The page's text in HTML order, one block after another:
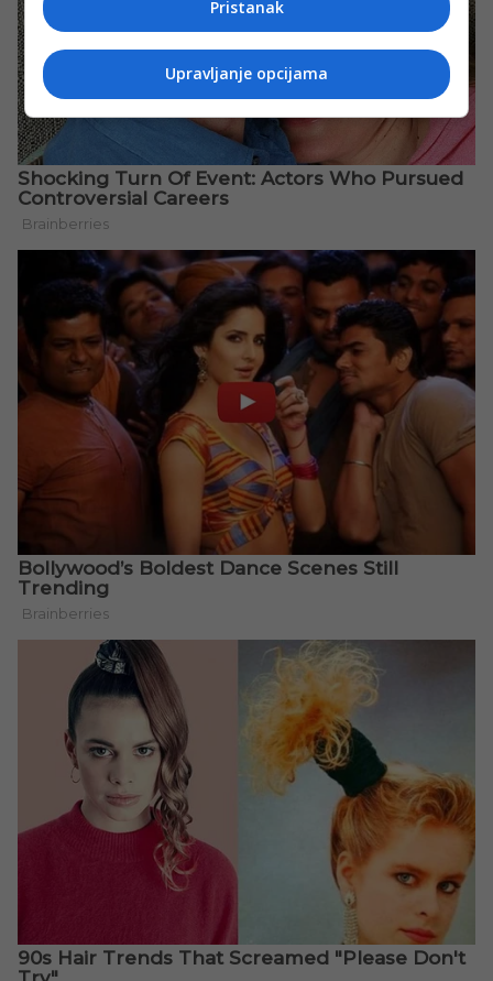
Pristanak
Upravljanje opcijama